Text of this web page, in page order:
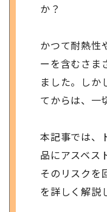
か？
かつて耐熱性
ーを含むさま
ました。しか
てからは、一
本記事では、
品にアスベス
そのリスクを
を詳しく解説